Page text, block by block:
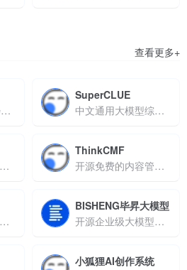
查看更多+
由Stability AI的DeepFloyd实验室推出的开源文本到图像级联像素扩散模型
SuperCLUE
中文通用大模型综合性评测基准
面向智慧园区运营及企业数字化转型的综合管理平台
ThinkCMF
开源免费的内容管理框架
AI驱动的网络爬虫系统
BISHENG毕昇大模型
开源企业级大模型应用开发平台
小狐狸AI创作系统